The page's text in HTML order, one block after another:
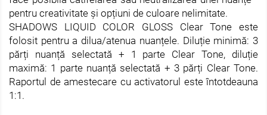
pentru creativitate și opțiuni de culoare nelimitate.
SHADOWS LIQUID COLOR GLOSS Clear Tone este
folosit pentru a dilua/atenua nuanțele. Diluție minimă: 3
părți nuanță selectată + 1 parte Clear Tone, diluție
maximă: 1 parte nuanță selectată + 3 părți Clear Tone.
Raportul de amestecare cu activatorul este întotdeauna
1:1.